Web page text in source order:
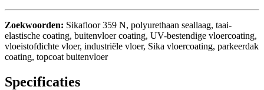
Zoekwoorden: Sikafloor 359 N, polyurethaan seallaag, taai-
elastische coating, buitenvloer coating, UV-bestendige vloercoating,
vloeistofdichte vloer, industriële vloer, Sika vloercoating, parkeerdak
coating, topcoat buitenvloer
Specificaties